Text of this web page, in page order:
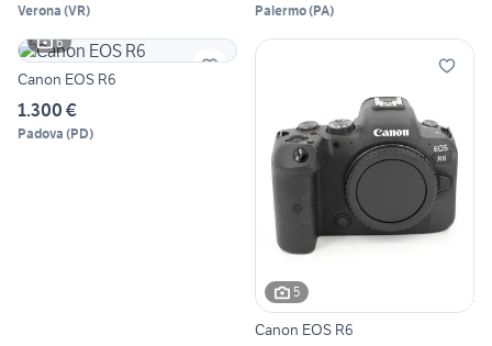
Verona (VR) Palermo(PA)
6
Canon EOS R6
1.300 €
Padova (PD)
5
Canon EOS R6